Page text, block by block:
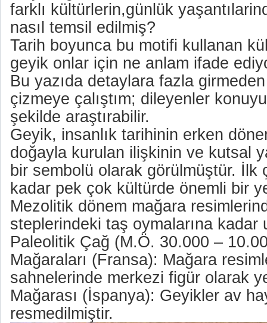
farklı kültürlerin,günlük
nasıl temsil edilmiş?
Tarih boyunca bu motifi kullanan
geyik onlar için ne anlam ifade
Bu yazıda detaylara fazla
çizmeye çalıştım; dileyenler
şekilde araştırabilir.
Geyik, insanlık tarihinin erken
doğayla kurulan ilişkinin ve kutsal
bir sembolü olarak görülmüştür. İlk
kadar pek çok kültürde önemli bir
Mezolitik dönem mağara
steplerindeki taş oymalarına kadar
Paleolitik Çağ (M.Ö. 30.000 –
Mağaraları (Fransa): Mağara
sahnelerinde merkezi figür olarak
Mağarası (İspanya): Geyikler av
resmedilmiştir.